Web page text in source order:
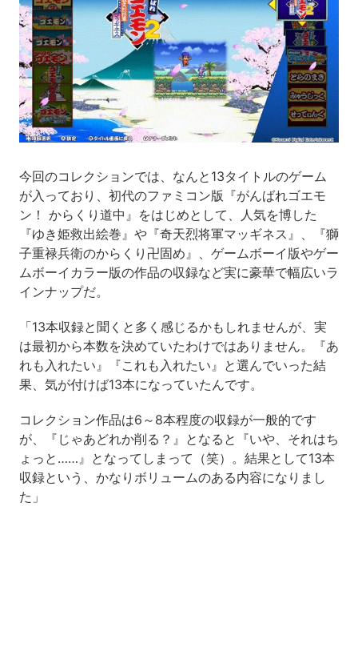
今回のコレクションでは、なんと13タイトルのゲーム
が入っており、初代のファミコン版『がんばれゴエモ
ン！ からくり道中』をはじめとして、人気を博した
『ゆき姫救出絵巻』や『奇天烈将軍マッギネス』、『獅
子重禄兵衛のからくり卍固め』、ゲームボーイ版やゲー
ムボーイカラー版の作品の収録など実に豪華で幅広いラ
インナップだ。
「13本収録と聞くと多く感じるかもしれませんが、実
は最初から本数を決めていたわけではありません。『あ
れも入れたい』『これも入れたい』と選んでいった結
果、気が付けば13本になっていたんです。
コレクション作品は6～8本程度の収録が一般的です
が、『じゃあどれか削る？』となると『いや、それはち
ょっと……』となってしまって（笑）。結果として13本
収録という、かなりボリュームのある内容になりまし
た」